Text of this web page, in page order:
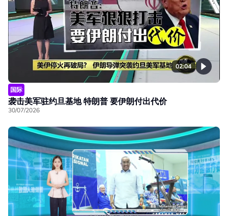
02:04
国际
袭击美军驻约旦基地 特朗普 要伊朗付出代价
30/07/2026